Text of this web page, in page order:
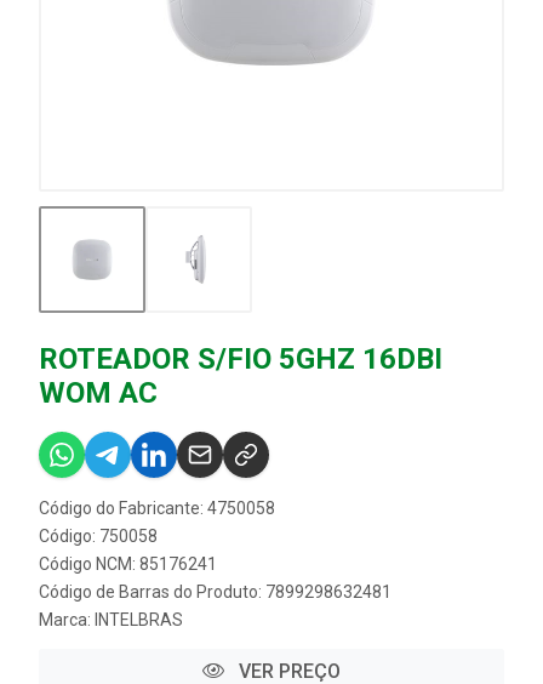
ROTEADOR S/FIO 5GHZ 16DBI
WOM AC
Código do Fabricante: 4750058
Código: 750058
Código NCM: 85176241
Código de Barras do Produto: 7899298632481
Marca: INTELBRAS
VER PREÇO